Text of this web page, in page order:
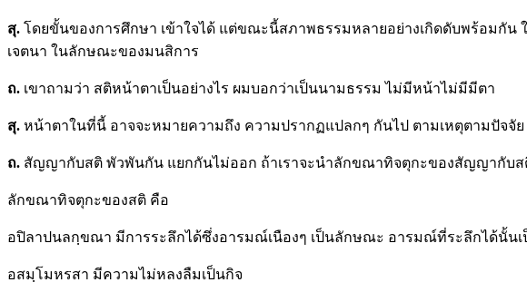
สุ. โดยขั้นของการศึกษา เข้าใจได้ แต่ขณะนี้สภาพธรรมหลายอย่างเกิดดับพร้อม
เจตนา ในลักษณะของมนสิการ
ถ. เขาถามว่า สติหน้าตาเป็นอย่างไร ผมบอกว่าเป็นนามธรรม ไม่มีหน้าไม่มีมีตา
สุ. หน้าตาในที่นี้ อาจจะหมายความถึง ความปรากฏแปลกๆ กันไป ตามเหตุตามปัจจั
ถ. สัญญากับสติ พัวพันกัน แยกกันไม่ออก ถ้าเราจะนำลักขณาทิจตุกะของสัญญากั
ลักขณาทิจตุกะของสติ คือ
อปิลาปนลกฺขณา มีการระลึกได้ซึ่งอารมณ์เนืองๆ เป็นลักษณะ อารมณ์ที่ระลึกได้นั้น
อสมฺโมหรสา มีความไม่หลงลืมเป็นกิจ